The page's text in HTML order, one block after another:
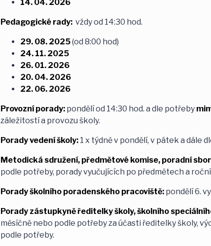
14. 04. 2026
Pedagogické rady: vždy od 14:30 hod.
29. 08. 2025(od 8:00 hod)
24. 11. 2025
26. 01. 2026
20. 04. 2026
22. 06. 2026
Provozní porady: pondělí od 14:30 hod. a dle potřeby
záležitostí a provozu školy.
Porady vedení školy: 1 x týdně v pondělí, v pátek a dále
Metodická sdružení, předmětové komise, poradní
podle potřeby, porady vyučujících po předmětech a
Porady školního poradenského pracoviště: pondělí 6.
Porady zástupkyně ředitelky školy, školního
měsíčně nebo podle potřeby za účasti ředitelky školy,
podle potřeby.